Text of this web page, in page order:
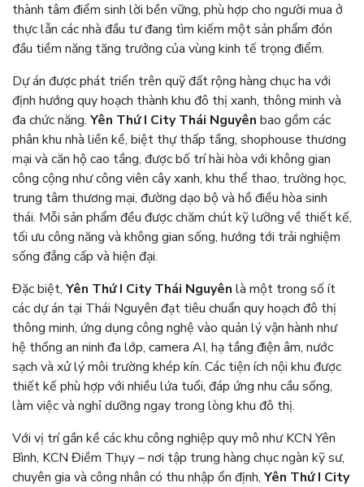
thành tâm điểm sinh lời bền vững, phù hợp cho người mua ở
thực lẫn các nhà đầu tư đang tìm kiếm một sản phẩm đón
đầu tiềm năng tăng trưởng của vùng kinh tế trọng điểm.
Dự án được phát triển trên quỹ đất rộng hàng chục ha với
định hướng quy hoạch thành khu đô thị xanh, thông minh và
đa chức năng. Yên Thứ I City Thái Nguyên bao gồm các
phân khu nhà liền kề, biệt thự thấp tầng, shophouse thương
mại và căn hộ cao tầng, được bố trí hài hòa với không gian
công cộng như công viên cây xanh, khu thể thao, trường học,
trung tâm thương mại, đường dạo bộ và hồ điều hòa sinh
thái. Mỗi sản phẩm đều được chăm chút kỹ lưỡng về thiết kế,
tối ưu công năng và không gian sống, hướng tới trải nghiệm
sống đẳng cấp và hiện đại.
Đặc biệt, Yên Thứ I City Thái Nguyên là một trong số ít
các dự án tại Thái Nguyên đạt tiêu chuẩn quy hoạch đô thị
thông minh, ứng dụng công nghệ vào quản lý vận hành như
hệ thống an ninh đa lớp, camera AI, hạ tầng điện âm, nước
sạch và xử lý môi trường khép kín. Các tiện ích nội khu được
thiết kế phù hợp với nhiều lứa tuổi, đáp ứng nhu cầu sống,
làm việc và nghỉ dưỡng ngay trong lòng khu đô thị.
Với vị trí gần kề các khu công nghiệp quy mô như KCN Yên
Bình, KCN Điềm Thụy – nơi tập trung hàng chục ngàn kỹ sư,
chuyên gia và công nhân có thu nhập ổn định, Yên Thứ I City